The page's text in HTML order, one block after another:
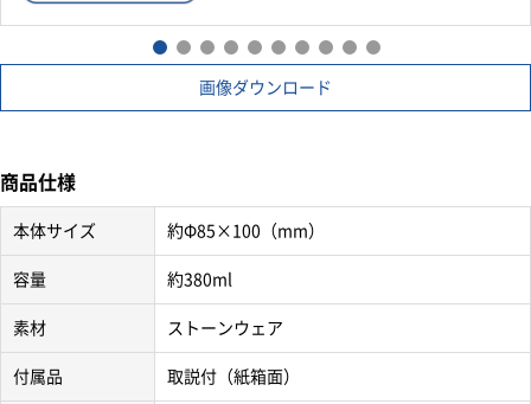
画像ダウンロード
商品仕様
本体サイズ 約Φ85×100（mm）
容量 約380ml
素材 ストーンウェア
付属品 取説付（紙箱面）